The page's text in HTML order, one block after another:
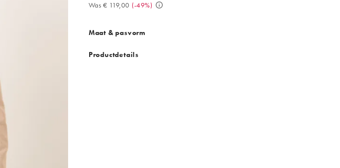
Was € 119,00 (-49%)
Maat & pasvorm
Productdetails